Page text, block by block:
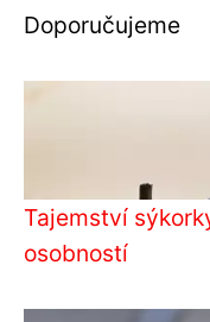
Doporučujeme
Tajemství
osobností